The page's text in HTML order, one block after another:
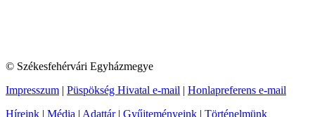
© Székesfehérvári Egyházmegye
Impresszum | Püspökség Hivatal e-mail | Honlapreferens e-mail
Híreink | Média | Adattár| Gyűjteményeink | Történelmünk